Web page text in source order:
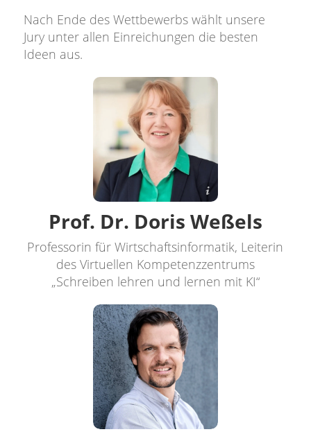
Nach Ende des Wettbewerbs wählt unsere
Jury unter allen Einreichungen die besten
Ideen aus.
© A. Diekötter
Prof. Dr. Doris Weßels
Professorin für Wirtschaftsinformatik, Leiterin
des Virtuellen Kompetenzzentrums
„Schreiben lehren und lernen mit KI“